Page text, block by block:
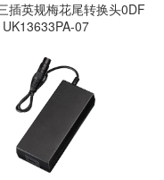
插英规梅花尾转换头0DF
07